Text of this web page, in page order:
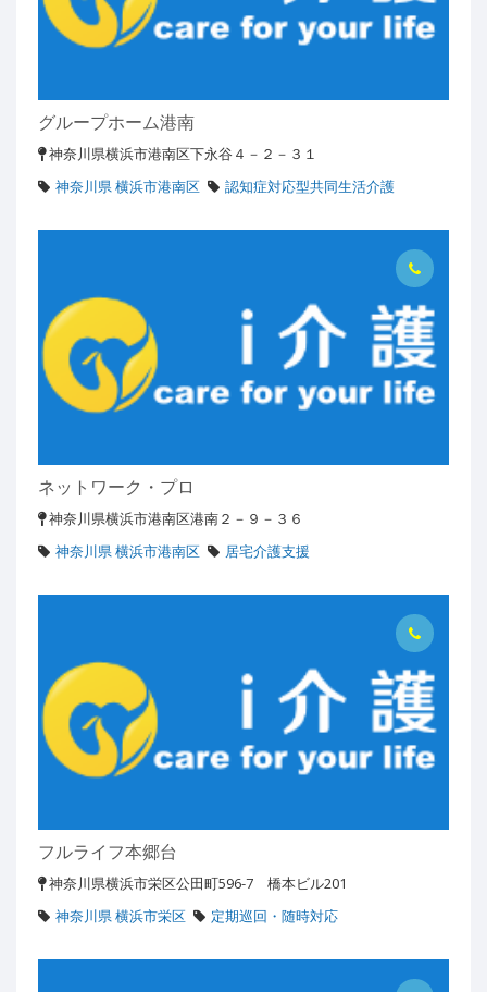
グループホーム港南
神奈川県横浜市港南区下永谷４－２－３１
神奈川県 横浜市港南区
認知症対応型共同生活介護
ネットワーク・プロ
神奈川県横浜市港南区港南２－９－３６
神奈川県 横浜市港南区
居宅介護支援
フルライフ本郷台
神奈川県横浜市栄区公田町596-7 橋本ビル201
神奈川県 横浜市栄区
定期巡回・随時対応